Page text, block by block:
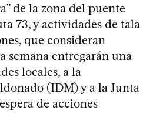
de la zona del puente
73, y actividades de tala
que consideran
semana entregarán una
locales, a la
(IDM) y a la Junta
de acciones